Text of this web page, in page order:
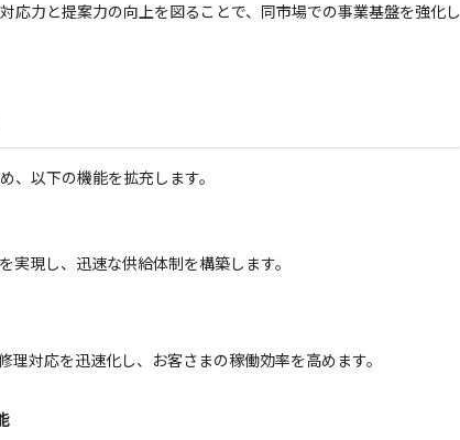
応力と提案力の向上を図ることで、同市場での事業基盤を強化し
、以下の機能を拡充します。
現し、迅速な供給体制を構築します。
対応を迅速化し、お客さまの稼働効率を高めます。